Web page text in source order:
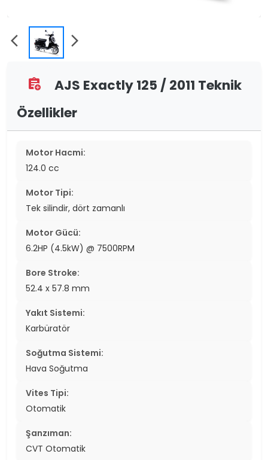
arrow_back_ios arrow_forward_ios
assignment_add
AJS Exactly 125 / 2011 Teknik
Özellikler
Motor Hacmi:
124.0 cc
Motor Tipi:
Tek silindir, dört zamanlı
Motor Gücü:
6.2HP (4.5kW) @ 7500RPM
Bore Stroke:
52.4 x 57.8 mm
Yakıt Sistemi:
Karbüratör
Soğutma Sistemi:
Hava Soğutma
Vites Tipi:
Otomatik
Şanzıman:
CVT Otomatik